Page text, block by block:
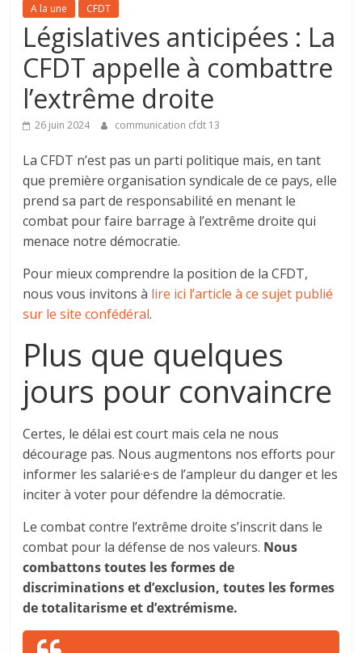
A la une CFDT
Législatives anticipées : La
CFDT appelle à combattre
l’extrême droite
26 juin 2024 communication cfdt 13
La CFDT n’est pas un parti politique mais, en tant
que première organisation syndicale de ce pays, elle
prend sa part de responsabilité en menant le
combat pour faire barrage à l’extrême droite qui
menace notre démocratie.
Pour mieux comprendre la position de la CFDT,
nous vous invitons à lire ici l’article à ce sujet publié
sur le site confédéral.
Plus que quelques
jours pour convaincre
Certes, le délai est court mais cela ne nous
décourage pas. Nous augmentons nos efforts pour
informer les salarié·e·s de l’ampleur du danger et les
inciter à voter pour défendre la démocratie.
Le combat contre l’extrême droite s’inscrit dans le
combat pour la défense de nos valeurs. Nous
combattons toutes les formes de
discriminations et d’exclusion, toutes les formes
de totalitarisme et d’extrémisme.